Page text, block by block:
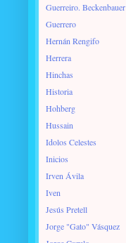
Guerreiro. Beckenbauer
Guerrero
Hernán Rengifo
Herrera
Hinchas
Historia
Hohberg
Hussain
Idolos Celestes
Inicios
Irven Ávila
Iven
Jesús Pretell
Jorge "Gato" Vásquez